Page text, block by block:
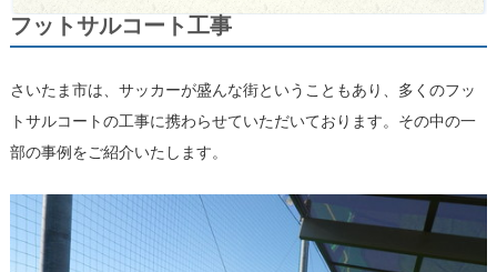
フットサルコート工事
さいたま市は、サッカーが盛んな街ということもあり、多くのフッ
トサルコートの工事に携わらせていただいております。その中の一
部の事例をご紹介いたします。